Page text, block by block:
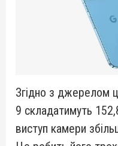
Згідно з джерелом
9 складатимуть
виступ камери